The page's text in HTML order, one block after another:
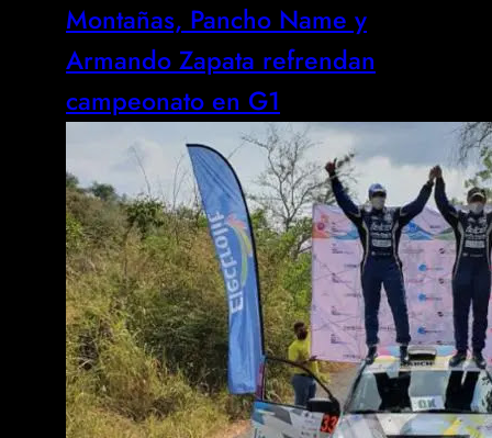
Montañas, Pancho Name y
Armando Zapata refrendan
campeonato en G1